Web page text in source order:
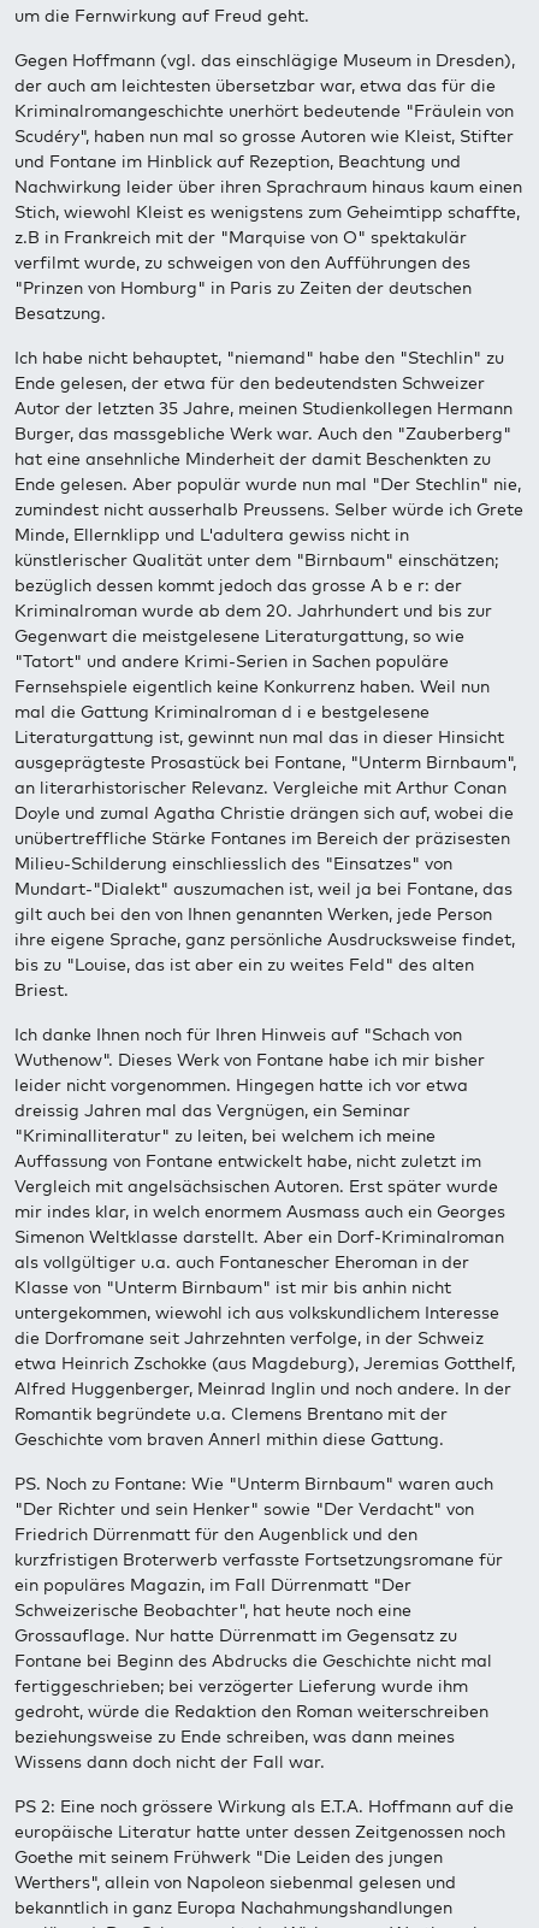
um die Fernwirkung auf Freud geht.
Gegen Hoffmann (vgl. das einschlägige Museum in Dresden),
der auch am leichtesten übersetzbar war, etwa das für die
Kriminalromangeschichte unerhört bedeutende "Fräulein von
Scudéry", haben nun mal so grosse Autoren wie Kleist, Stifter
und Fontane im Hinblick auf Rezeption, Beachtung und
Nachwirkung leider über ihren Sprachraum hinaus kaum einen
Stich, wiewohl Kleist es wenigstens zum Geheimtipp schaffte,
z.B in Frankreich mit der "Marquise von O" spektakulär
verfilmt wurde, zu schweigen von den Aufführungen des
"Prinzen von Homburg" in Paris zu Zeiten der deutschen
Besatzung.
Ich habe nicht behauptet, "niemand" habe den "Stechlin" zu
Ende gelesen, der etwa für den bedeutendsten Schweizer
Autor der letzten 35 Jahre, meinen Studienkollegen Hermann
Burger, das massgebliche Werk war. Auch den "Zauberberg"
hat eine ansehnliche Minderheit der damit Beschenkten zu
Ende gelesen. Aber populär wurde nun mal "Der Stechlin" nie,
zumindest nicht ausserhalb Preussens. Selber würde ich Grete
Minde, Ellernklipp und L'adultera gewiss nicht in
künstlerischer Qualität unter dem "Birnbaum" einschätzen;
bezüglich dessen kommt jedoch das grosse A b e r: der
Kriminalroman wurde ab dem 20. Jahrhundert und bis zur
Gegenwart die meistgelesene Literaturgattung, so wie
"Tatort" und andere Krimi-Serien in Sachen populäre
Fernsehspiele eigentlich keine Konkurrenz haben. Weil nun
mal die Gattung Kriminalroman d i e bestgelesene
Literaturgattung ist, gewinnt nun mal das in dieser Hinsicht
ausgeprägteste Prosastück bei Fontane, "Unterm Birnbaum",
an literarhistorischer Relevanz. Vergleiche mit Arthur Conan
Doyle und zumal Agatha Christie drängen sich auf, wobei die
unübertreffliche Stärke Fontanes im Bereich der präzisesten
Milieu-Schilderung einschliesslich des "Einsatzes" von
Mundart-"Dialekt" auszumachen ist, weil ja bei Fontane, das
gilt auch bei den von Ihnen genannten Werken, jede Person
ihre eigene Sprache, ganz persönliche Ausdrucksweise findet,
bis zu "Louise, das ist aber ein zu weites Feld" des alten
Briest.
Ich danke Ihnen noch für Ihren Hinweis auf "Schach von
Wuthenow". Dieses Werk von Fontane habe ich mir bisher
leider nicht vorgenommen. Hingegen hatte ich vor etwa
dreissig Jahren mal das Vergnügen, ein Seminar
"Kriminalliteratur" zu leiten, bei welchem ich meine
Auffassung von Fontane entwickelt habe, nicht zuletzt im
Vergleich mit angelsächsischen Autoren. Erst später wurde
mir indes klar, in welch enormem Ausmass auch ein Georges
Simenon Weltklasse darstellt. Aber ein Dorf-Kriminalroman
als vollgültiger u.a. auch Fontanescher Eheroman in der
Klasse von "Unterm Birnbaum" ist mir bis anhin nicht
untergekommen, wiewohl ich aus volkskundlichem Interesse
die Dorfromane seit Jahrzehnten verfolge, in der Schweiz
etwa Heinrich Zschokke (aus Magdeburg), Jeremias Gotthelf,
Alfred Huggenberger, Meinrad Inglin und noch andere. In der
Romantik begründete u.a. Clemens Brentano mit der
Geschichte vom braven Annerl mithin diese Gattung.
PS. Noch zu Fontane: Wie "Unterm Birnbaum" waren auch
"Der Richter und sein Henker" sowie "Der Verdacht" von
Friedrich Dürrenmatt für den Augenblick und den
kurzfristigen Broterwerb verfasste Fortsetzungsromane für
ein populäres Magazin, im Fall Dürrenmatt "Der
Schweizerische Beobachter", hat heute noch eine
Grossauflage. Nur hatte Dürrenmatt im Gegensatz zu
Fontane bei Beginn des Abdrucks die Geschichte nicht mal
fertiggeschrieben; bei verzögerter Lieferung wurde ihm
gedroht, würde die Redaktion den Roman weiterschreiben
beziehungsweise zu Ende schreiben, was dann meines
Wissens dann doch nicht der Fall war.
PS 2: Eine noch grössere Wirkung als E.T.A. Hoffmann auf die
europäische Literatur hatte unter dessen Zeitgenossen noch
Goethe mit seinem Frühwerk "Die Leiden des jungen
Werthers", allein von Napoleon siebenmal gelesen und
bekanntlich in ganz Europa Nachahmungshandlungen